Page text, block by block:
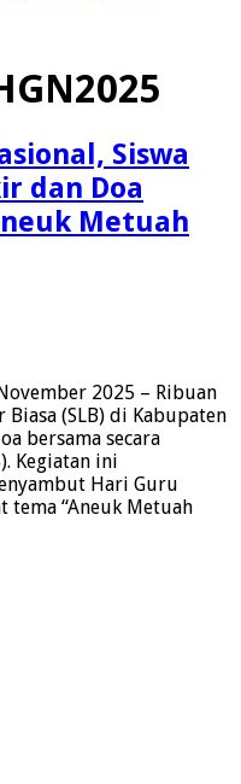
Siswa
dan Doa
Metuah
2025 – Ribuan
Biasa (SLB) di Kabupaten
bersama secara
Kegiatan ini
Hari Guru
tema “Aneuk Metuah